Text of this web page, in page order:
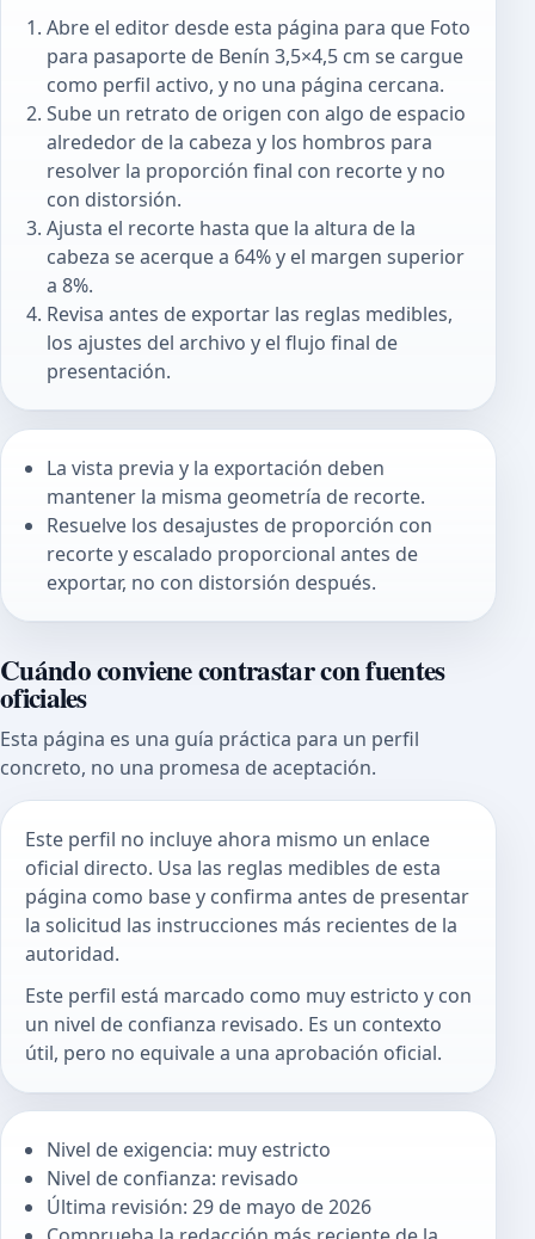
Abre el editor desde esta página para que Foto
para pasaporte de Benín 3,5×4,5 cm se cargue
como perfil activo, y no una página cercana.
Sube un retrato de origen con algo de espacio
alrededor de la cabeza y los hombros para
resolver la proporción final con recorte y no
con distorsión.
Ajusta el recorte hasta que la altura de la
cabeza se acerque a 64% y el margen superior
a 8%.
Revisa antes de exportar las reglas medibles,
los ajustes del archivo y el flujo final de
presentación.
La vista previa y la exportación deben
mantener la misma geometría de recorte.
Resuelve los desajustes de proporción con
recorte y escalado proporcional antes de
exportar, no con distorsión después.
Cuándo conviene contrastar con fuentes
oficiales
Esta página es una guía práctica para un perfil
concreto, no una promesa de aceptación.
Este perfil no incluye ahora mismo un enlace
oficial directo. Usa las reglas medibles de esta
página como base y confirma antes de presentar
la solicitud las instrucciones más recientes de la
autoridad.
Este perfil está marcado como muy estricto y con
un nivel de confianza revisado. Es un contexto
útil, pero no equivale a una aprobación oficial.
Nivel de exigencia: muy estricto
Nivel de confianza: revisado
Última revisión: 29 de mayo de 2026